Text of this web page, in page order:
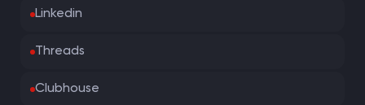
Linkedin
Threads
Clubhouse